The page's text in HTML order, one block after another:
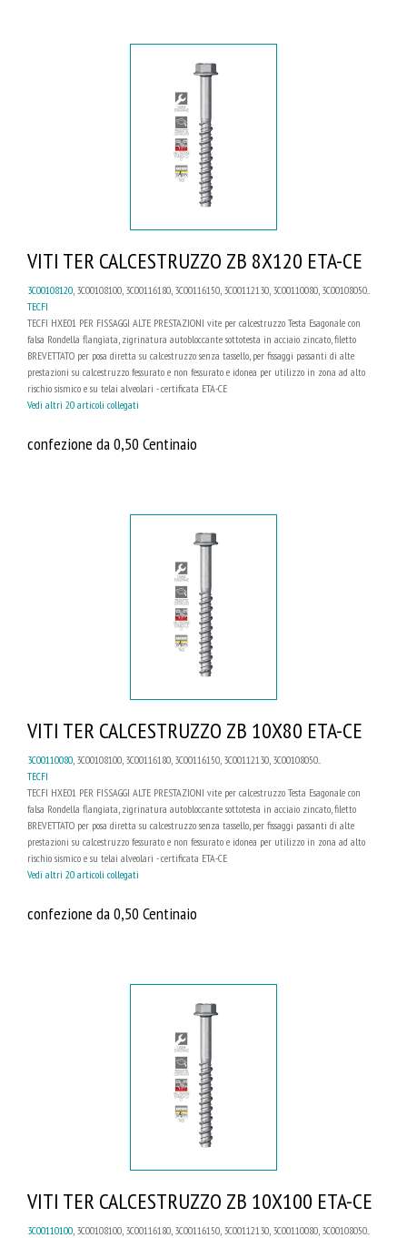
VITI TER CALCESTRUZZO ZB 8X120 ETA-CE
3C00108120 , 3C00108100, 3C00116180, 3C00116150, 3C00112130, 3C00110080, 3C00108050...
TECFI
TECFI HXE01 PER FISSAGGI ALTE PRESTAZIONI vite per calcestruzzo Testa Esagonale con
falsa Rondella flangiata, zigrinatura autobloccante sottotesta in acciaio zincato, filetto
BREVETTATO per posa diretta su calcestruzzo senza tassello, per fissaggi passanti di alte
prestazioni su calcestruzzo fessurato e non fessurato e idonea per utilizzo in zona ad alto
rischio sismico e su telai alveolari - certificata ETA-CE
Vedi altri 20 articoli collegati
confezione da 0,50 Centinaio
VITI TER CALCESTRUZZO ZB 10X80 ETA-CE
3C00110080, 3C00108100, 3C00116180, 3C00116150, 3C00112130, 3C00108050...
TECFI
TECFI HXE01 PER FISSAGGI ALTE PRESTAZIONI vite per calcestruzzo Testa Esagonale con
falsa Rondella flangiata, zigrinatura autobloccante sottotesta in acciaio zincato, filetto
BREVETTATO per posa diretta su calcestruzzo senza tassello, per fissaggi passanti di alte
prestazioni su calcestruzzo fessurato e non fessurato e idonea per utilizzo in zona ad alto
rischio sismico e su telai alveolari - certificata ETA-CE
Vedi altri 20 articoli collegati
confezione da 0,50 Centinaio
VITI TER CALCESTRUZZO ZB 10X100 ETA-CE
3C00110100 , 3C00108100, 3C00116180, 3C00116150, 3C00112130, 3C00110080, 3C00108050...